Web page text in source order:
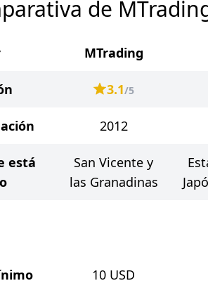
de
MTrading
3.1/5
2012
está
San Vicente y
las Granadinas
10 USD